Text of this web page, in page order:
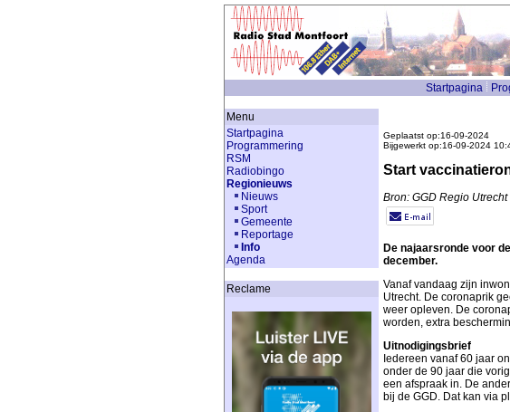
Startpagina
Menu
Startpagina
Programmering
RSM
Radiobingo
Regionieuws
Nieuws
Sport
Gemeente
Reportage
Info
Agenda
Reclame
Geplaatst op:16-09-2024
Bijgewerkt op:16-09-2024
Start
Bron: GGD Regio Utrecht
De najaarsronde voor
december.
Vanaf vandaag zijn
Utrecht. De coronaprik
weer opleven. De
worden, extra
Uitnodigingsbrief
Iedereen vanaf 60 jaar
onder de 90 jaar die
een afspraak in. De
bij de GGD. Dat kan via